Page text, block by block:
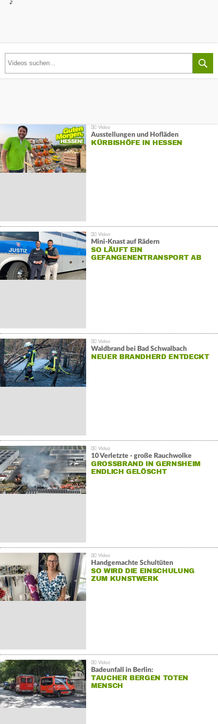
Ausstellungen und Hofläden
KÜRBISHÖFE IN HESSEN
Mini-Knast auf Rädern
SO LÄUFT EIN
GEFANGENENTRANSPORT AB
Waldbrand bei Bad Schwalbach
NEUER BRANDHERD ENTDECKT
10 Verletzte - große Rauchwolke
GROSSBRAND IN GERNSHEIM E
NDLICH GELÖSCHT
Handgemachte Schultüten
SO WIRD DIE EINSCHULUNG
ZUM KUNSTWERK
Badeunfall in Berlin:
TAUCHER BERGEN TOTEN
MENSCH